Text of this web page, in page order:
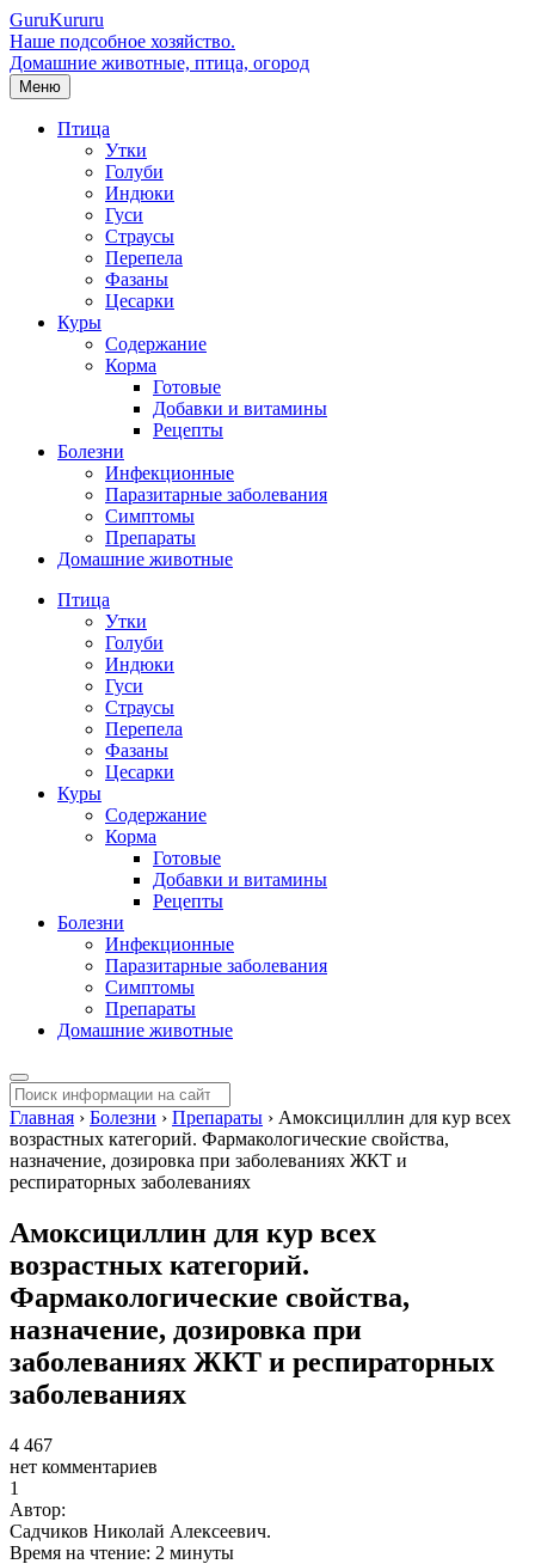
GuruKururu
Наше подсобное хозяйство.
Домашние животные, птица, огород
Меню
Птица
Утки
Голуби
Индюки
Гуси
Страусы
Перепела
Фазаны
Цесарки
Куры
Содержание
Корма
Готовые
Добавки и витамины
Рецепты
Болезни
Инфекционные
Паразитарные заболевания
Симптомы
Препараты
Домашние животные
Птица
Утки
Голуби
Индюки
Гуси
Страусы
Перепела
Фазаны
Цесарки
Куры
Содержание
Корма
Готовые
Добавки и витамины
Рецепты
Болезни
Инфекционные
Паразитарные заболевания
Симптомы
Препараты
Домашние животные
Главная › Болезни › Препараты › Амоксициллин для кур всех
возрастных категорий. Фармакологические свойства,
назначение, дозировка при заболеваниях ЖКТ и
респираторных заболеваниях
Амоксициллин для кур всех
возрастных категорий.
Фармакологические свойства,
назначение, дозировка при
заболеваниях ЖКТ и респираторных
заболеваниях
4 467
нет комментариев
1
Автор:
Садчиков Николай Алексеевич.
Время на чтение: 2 минуты